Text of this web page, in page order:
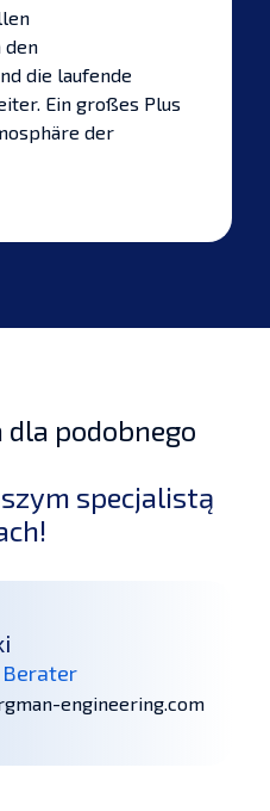
den
die laufende
Ein großes Plus
der
podobnego
specjalistą
engineering.com